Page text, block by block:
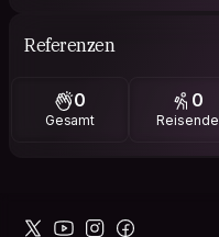
Referenzen
0
Gesamt
0
Reisende